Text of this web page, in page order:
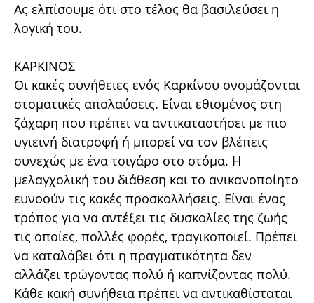
Ας ελπίσουμε ότι στο τέλος θα βασιλεύσει η
λογική του.
ΚΑΡΚΙΝΟΣ
Οι κακές συνήθειες ενός Καρκίνου ονομάζονται
στοματικές απολαύσεις. Είναι εθισμένος στη
ζάχαρη που πρέπει να αντικαταστήσει με πιο
υγιεινή διατροφή ή μπορεί να τον βλέπεις
συνεχώς με ένα τσιγάρο στο στόμα. Η
μελαγχολική του διάθεση και το ανικανοποίητο
ευνοούν τις κακές προσκολλήσεις. Είναι ένας
τρόπος για να αντέξει τις δυσκολίες της ζωής
τις οποίες, πολλές φορές, τραγικοποιεί. Πρέπει
να καταλάβει ότι η πραγματικότητα δεν
αλλάζει τρώγοντας πολύ ή καπνίζοντας πολύ.
Κάθε κακή συνήθεια πρέπει να αντικαθίσταται